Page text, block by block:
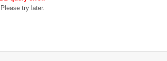
Please try later.